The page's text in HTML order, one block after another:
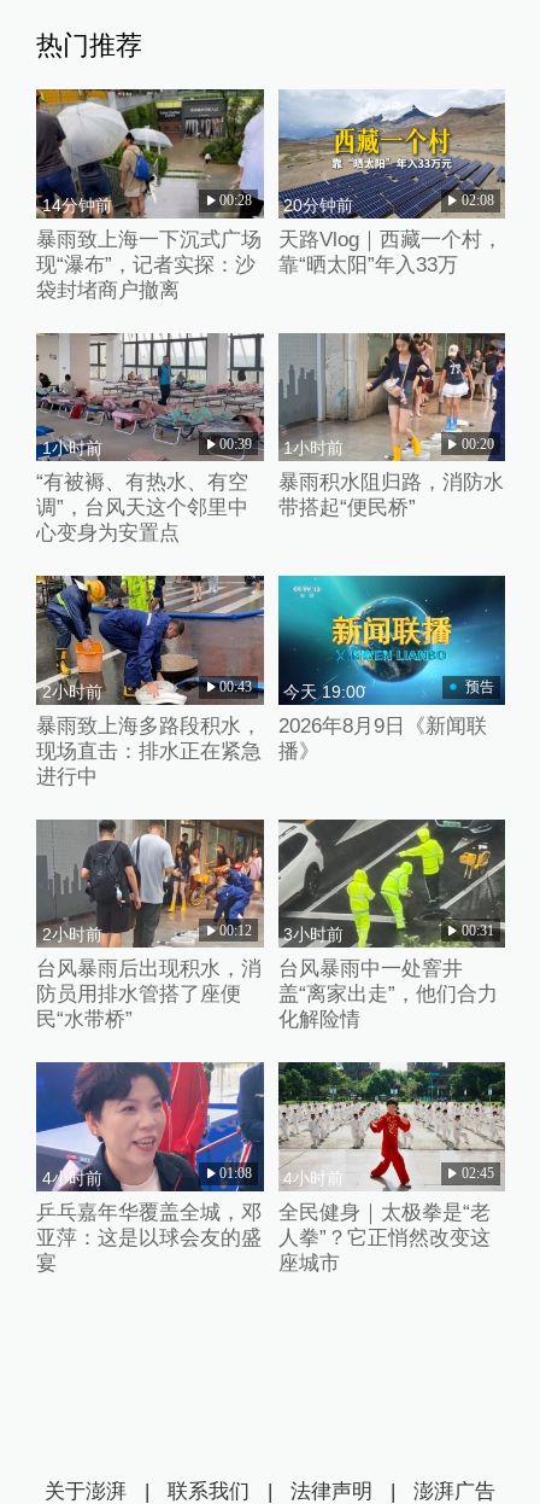
热门推荐
14分钟前 00:28
暴雨致上海一下沉式广场
现“瀑布”，记者实探：沙
袋封堵商户撤离
20分钟前 02:08
天路Vlog｜西藏一个村，
靠“晒太阳”年入33万
1小时前 00:39
“有被褥、有热水、有空
调”，台风天这个邻里中
心变身为安置点
1小时前 00:20
暴雨积水阻归路，消防水
带搭起“便民桥”
2小时前 00:43
暴雨致上海多路段积水，
现场直击：排水正在紧急
进行中
今天 19:00 预告
2026年8月9日《新闻联
播》
2小时前 00:12
台风暴雨后出现积水，消
防员用排水管搭了座便
民“水带桥”
3小时前 00:31
台风暴雨中一处窨井
盖“离家出走”，他们合力
化解险情
4小时前 01:08
乒乓嘉年华覆盖全城，邓
亚萍：这是以球会友的盛
宴
4小时前 02:45
全民健身｜太极拳是“老
人拳”？它正悄然改变这
座城市
关于澎湃 | 联系我们 | 法律声明 | 澎湃广告